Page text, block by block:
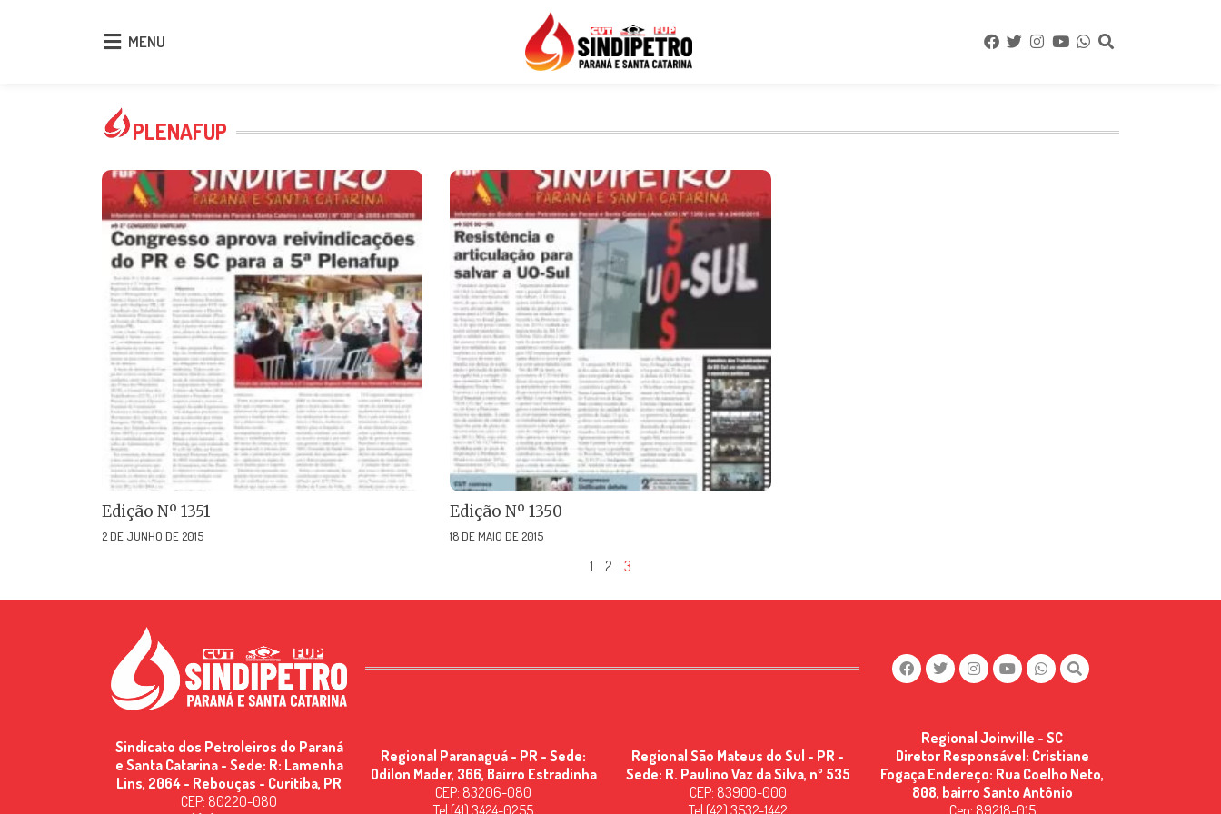
MENU
PLENAFUP
Edição Nº 1351
2 DE JUNHO DE 2015
Edição Nº 1350
18 DE MAIO DE 2015
1 2 3
Sindicato dos Petroleiros do Paraná
e Santa Catarina - Sede: R: Lamenha
Lins, 2064 - Rebouças - Curitiba, PR
CEP: 80220-080
Regional Paranaguá - PR - Sede:
Odilon Mader, 366, Bairro Estradinha
CEP: 83206-080
Tel (41) 3424-0255
Regional São Mateus do Sul - PR -
Sede: R. Paulino Vaz da Silva, nº 535
CEP: 83900-000
Tel (42) 3532-1442
Regional Joinville - SC
Diretor Responsável: Cristiane
Fogaça Endereço: Rua Coelho Neto,
808, bairro Santo Antônio
Cep: 89218-015